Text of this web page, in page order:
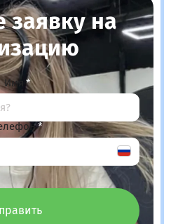
заявку на
Имя